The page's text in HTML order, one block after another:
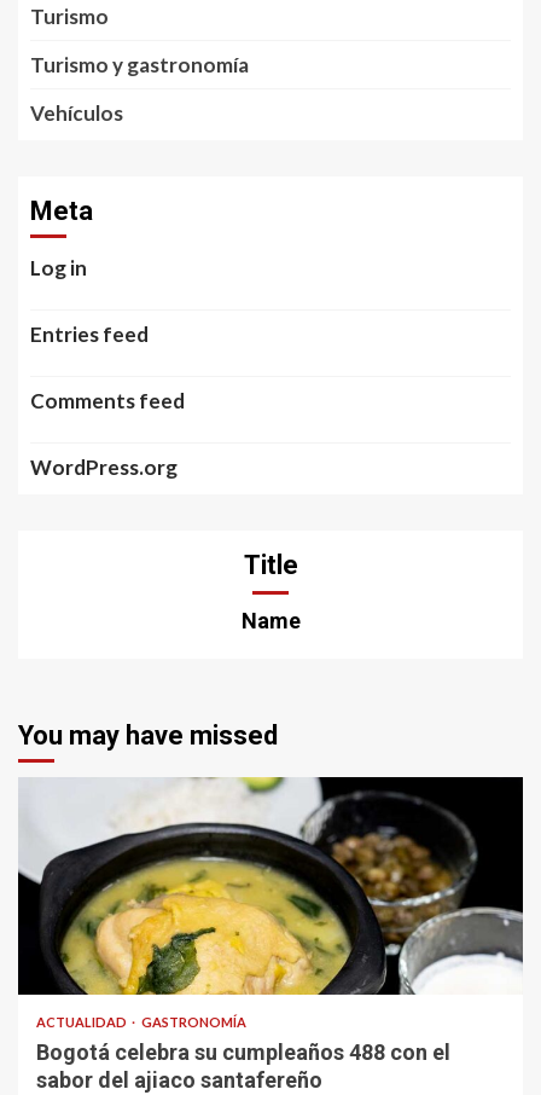
Turismo
Turismo y gastronomía
Vehículos
Meta
Log in
Entries feed
Comments feed
WordPress.org
Title
Name
You may have missed
ACTUALIDAD GASTRONOMÍA
Bogotá celebra su cumpleaños 488 con el
sabor del ajiaco santafereño